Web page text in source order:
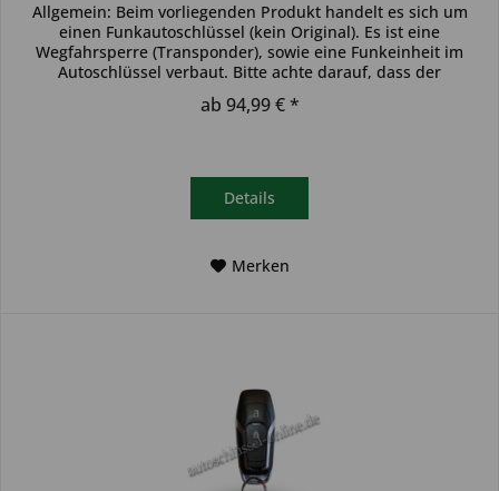
Allgemein: Beim vorliegenden Produkt handelt es sich um
einen Funkautoschlüssel (kein Original). Es ist eine
Wegfahrsperre (Transponder), sowie eine Funkeinheit im
Autoschlüssel verbaut. Bitte achte darauf, dass der
Autoschlüssel deinem...
ab 94,99 € *
Details
Merken